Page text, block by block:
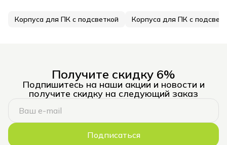
Корпуса для ПК с подсветкой Корпуса для ПК с
Получите скидку 6%
Подпишитесь на наши акции и новости и
получите скидку на следующий заказ
Подписаться